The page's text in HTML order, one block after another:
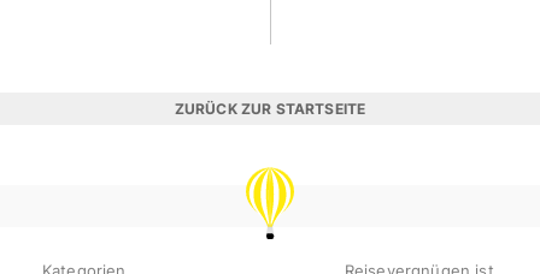
ZURÜCK ZUR STARTSEITE
REISEVERGNÜGEN